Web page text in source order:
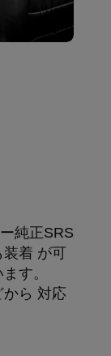
純正SRS
着 が可
す。
ら 対応